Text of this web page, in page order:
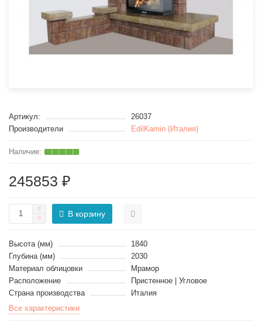
Артикул:
26037
Производители
EdilKamin (Италия)
245853 ₽
В корзину
Высота (мм)
1840
Глубина (мм)
2030
Материал облицовки
Мрамор
Расположение
Пристенное | Угловое
Страна производства
Италия
Все характеристики